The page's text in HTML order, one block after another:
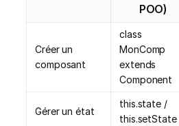
POO)
Créer un
composant
class
MonComp
extends
Component
Gérer un état
this.state /
this.setState